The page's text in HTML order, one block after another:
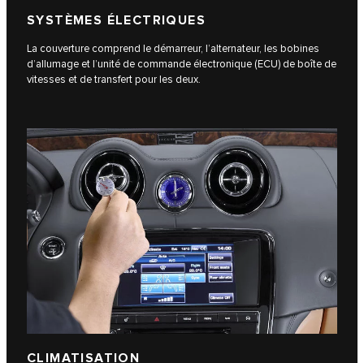
SYSTÈMES ÉLECTRIQUES
La couverture comprend le démarreur, l’alternateur, les bobines
d’allumage et l’unité de commande électronique (ECU) de boîte de
vitesses et de transfert pour les deux.
CLIMATISATION